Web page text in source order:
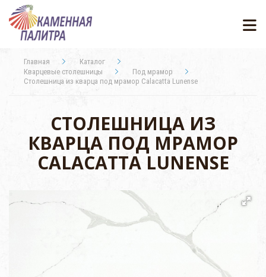
Главная
Каталог
Кварцевые столешницы
Под мрамор
Столешница из кварца под мрамор Calacatta Lunense
СТОЛЕШНИЦА ИЗ
КВАРЦА ПОД МРАМОР
CALACATTA LUNENSE